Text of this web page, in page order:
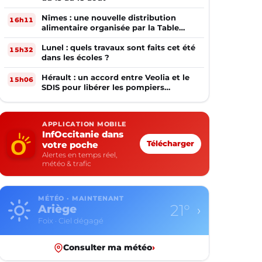
16h11
Nîmes : une nouvelle distribution
alimentaire organisée par la Table
Ouverte
15h32
Lunel : quels travaux sont faits cet été
dans les écoles ?
15h06
Hérault : un accord entre Veolia et le
SDIS pour libérer les pompiers
APPLICATION MOBILE
InfOccitanie dans
votre poche
Alertes en temps réel,
météo & trafic
Télécharger
MÉTÉO · MAINTENANT
Aude
Carcassonne · Ciel dégagé
22° ›
Consulter ma météo›